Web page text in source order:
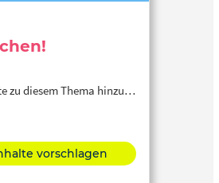
zu diesem Thema hinzu…
vorschlagen